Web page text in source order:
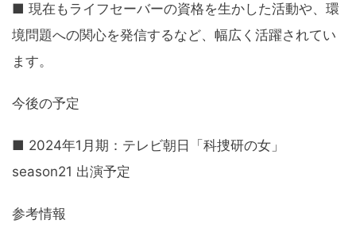
■ 現在もライフセーバーの資格を生かした活動や、環
境問題への関心を発信するなど、幅広く活躍されてい
ます。
今後の予定
■ 2024年1月期：テレビ朝日「科捜研の女」
season21 出演予定
参考情報